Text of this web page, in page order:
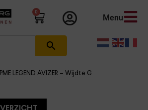
0
Menu
PME LEGEND AVIZER – Wijdte G